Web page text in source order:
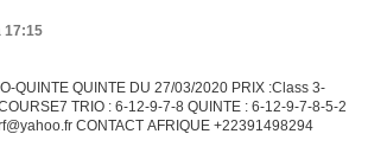
17:15
QUINTE QUINTE DU 27/03/2020 PRIX :Class 3-
TRIO : 6-12-9-7-8 QUINTE : 6-12-9-7-8-5-2
CONTACT AFRIQUE +22391498294